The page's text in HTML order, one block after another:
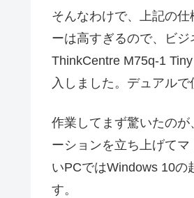
そんなわけで、上記の
ーは高すぎるので、ビ
ThinkCentre M75q-1
入しました。デュアル
作業してまず驚いたのが
ーションを立ち上げて
いPCではWindows 10の
す。